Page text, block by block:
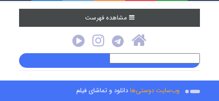
مشاهده فهرست
وب‌سایت دوستی‌هادانلود و تماشای فیلم